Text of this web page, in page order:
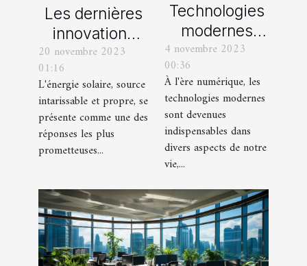
Les dernières
innovations
technologiques
dans le secteur
de l'énergie
solaire
20 novembre 2023
01:16
L'énergie solaire, source
intarissable et propre, se
présente comme une des
réponses les plus
prometteuses...
Technologies
modernes
utilisées pour
le processus
de visa pour la
Chine
4 novembre 2023
00:36
À l'ère numérique, les
technologies modernes
sont devenues
indispensables dans
divers aspects de notre
vie,...